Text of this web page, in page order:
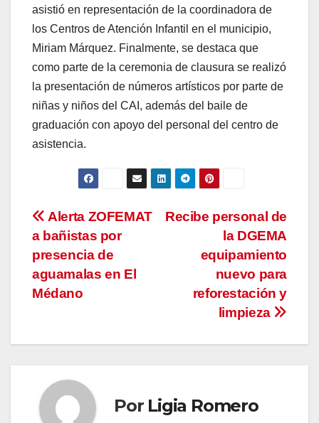
asistió en representación de la coordinadora de
los Centros de Atención Infantil en el municipio,
Miriam Márquez. Finalmente, se destaca que
como parte de la ceremonia de clausura se realizó
la presentación de números artísticos por parte de
niñas y niños del CAI, además del baile de
graduación con apoyo del personal del centro de
asistencia.
Navegación
de
entradas
Recibe personal de
la DGEMA
equipamiento
nuevo para
reforestación y
limpieza
Alerta ZOFEMAT
a bañistas por
presencia de
aguamalas en El
Médano
Por Ligia Romero